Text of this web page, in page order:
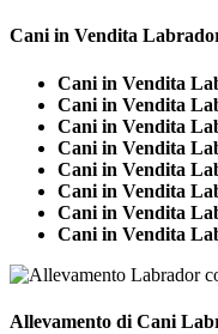
Cani in Vendita
Cani in Vendita
Cani in Vendita
Cani in Vendita
Cani in Vendita
Cani in Vendita
Cani in Vendita
Cani in Vendita
Cani in Vendita
Allevamento di Cani